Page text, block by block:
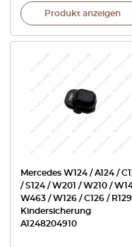
Produkt anzeigen
Mercedes W124 / A124 /
/ S124 / W201 / W210 /
W463 / W126 / C126 / R129
Kindersicherung
A1248204910